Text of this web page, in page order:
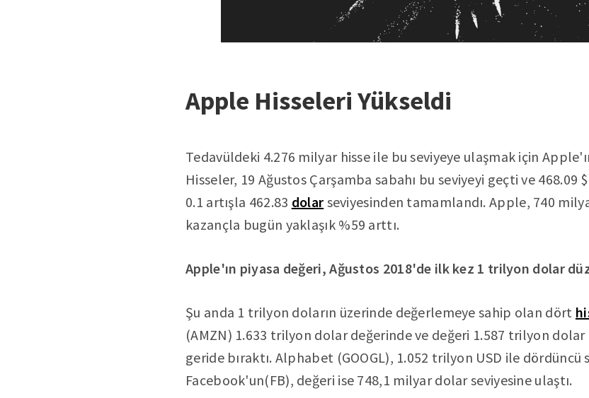
Apple Hisseleri Yükseldi
Tedavüldeki 4.276 milyar hisse ile bu seviyeye ulaşmak için
Hisseler, 19 Ağustos Çarşamba sabahı bu seviyeyi geçti ve 468.09
0.1 artışla 462.83 dolar seviyesinden tamamlandı. Apple, 740
kazançla bugün yaklaşık %59 arttı.
Apple'ın piyasa değeri, Ağustos 2018'de ilk kez 1 trilyon dolar
Şu anda 1 trilyon doların üzerinde değerlemeye sahip olan dört
(AMZN) 1.633 trilyon dolar değerinde ve değeri 1.587 trilyon
geride bıraktı. Alphabet (GOOGL), 1.052 trilyon USD ile dördüncü
Facebook'un(FB), değeri ise 748,1 milyar dolar seviyesine ulaştı.